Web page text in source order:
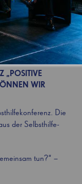
„POSITIVE
WIR
Die
der Selbsthilfe-
tun?“ –